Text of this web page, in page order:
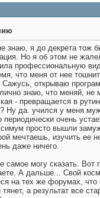
знаю, я до декрета тож
Но я об этом не
профессиональную
что меня от нее
Сажусь, открываю
знаю, что меняй, не
- превращается в
Ну да. учился у меня
периодически очень
просто вышли
мечтаешь, изучить ее
даже ничего.
самое могу сказать. Вот
А дальше... Свой
на тех же форумах, что
тянет, а результат все